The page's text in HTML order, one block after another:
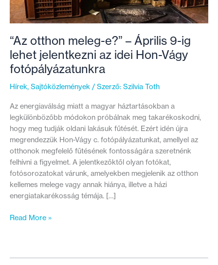
“Az otthon meleg-e?” – Április 9-ig
lehet jelentkezni az idei Hon-Vágy
fotópályázatunkra
Hírek, Sajtóközlemények / Szerző: Szilvia Toth
Az energiaválság miatt a magyar háztartásokban a
legkülönbözőbb módokon próbálnak meg takarékoskodni,
hogy meg tudják oldani lakásuk fűtését. Ezért idén újra
megrendezzük Hon-Vágy c. fotópályázatunkat, amellyel az
otthonok megfelelő fűtésének fontosságára szeretnénk
felhívni a figyelmet. A jelentkezőktől olyan fotókat,
fotósorozatokat várunk, amelyekben megjelenik az otthon
kellemes melege vagy annak hiánya, illetve a házi
energiatakarékosság témája. […]
“Az
Read More »